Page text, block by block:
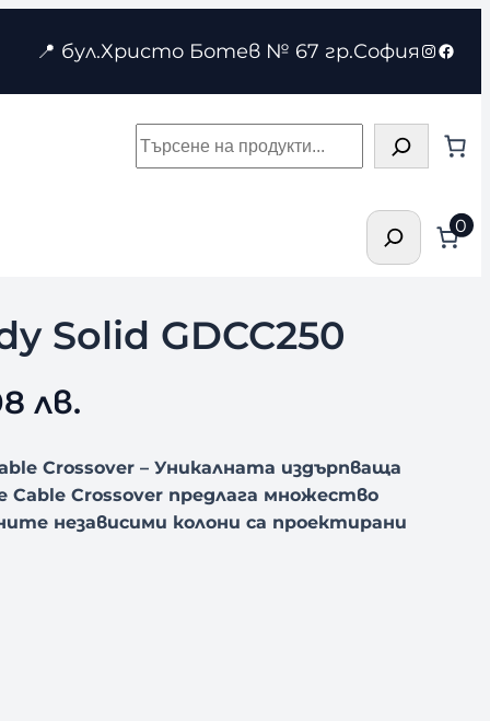
📍 бул.Христо Ботев № 67 гр.София
Търсене
Търсене0
Solid GDCC250
лв.
Crossover – Уникалната издърпваща
Cable Crossover предлага множество
независими колони са проектирани